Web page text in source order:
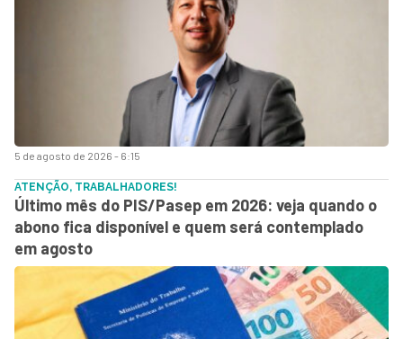
5 de agosto de 2026 - 6:15
ATENÇÃO, TRABALHADORES!
Último mês do PIS/Pasep em 2026: veja quando o
abono fica disponível e quem será contemplado
em agosto